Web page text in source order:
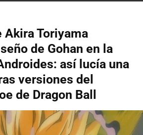
Akira Toriyama
de Gohan en la
así lucía una
versiones del
de Dragon Ball